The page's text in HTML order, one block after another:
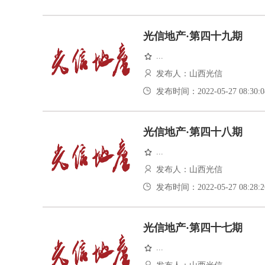
光信地产·第四十九期
...
发布人：山西光信
发布时间：2022-05-27
光信地产·第四十八期
...
发布人：山西光信
发布时间：2022-05-27
光信地产·第四十七期
...